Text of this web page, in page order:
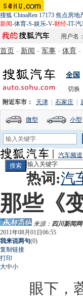
搜狐 ChinaRen 17173 焦点房地
新闻-体育-S-娱乐-V-财经-IT-汽
用户名：
首页 - 新闻 - 军事 - 体育 -
全国
切换
附近车市： 天津 石家庄
微型 小型
汽车频道
热词:汽
那些《
来源： 四川新闻
2011年08月01日06:55
我来说两句(0)
复制链接
打印
大中小
眼下，蓉